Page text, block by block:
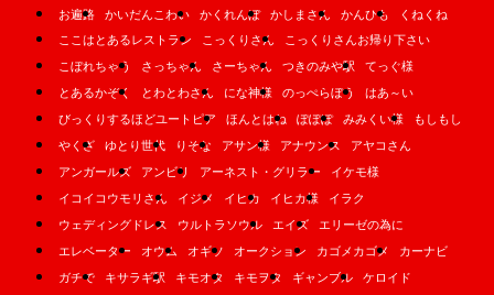
お遍路
かいだんこわい かくれんぼ かしまさん かんひも
くねくね
ここはとあるレストラン
こっくりさん
こっくりさんお帰り下さい
こぼれちゃう
さっちゃん さーちゃん つきのみや駅
てっぐ様
とあるかぞく
とわとわさん にな神様 のっぺらぼう
はあ～い
びっくりするほどユートピア
ほんとはね ぽぽぽ みみくい様
もしもし
やくざ
ゆとり世代 りそな アサン様 アナウンス
アヤコさん
アンガールズ
アンビリ アーネスト・グリラー
イケモ様
イコイコウモリさん
イジメ イヒカ イヒカ様
イラク
ウェディングドレス
ウルトラソウル エイズ
エリーゼの為に
エレベーター
オウム オギソ オークション カゴメカゴメ
カーナビ
ガチで
キサラギ駅 キモオタ キモヲタ ギャンブル
ケロイド